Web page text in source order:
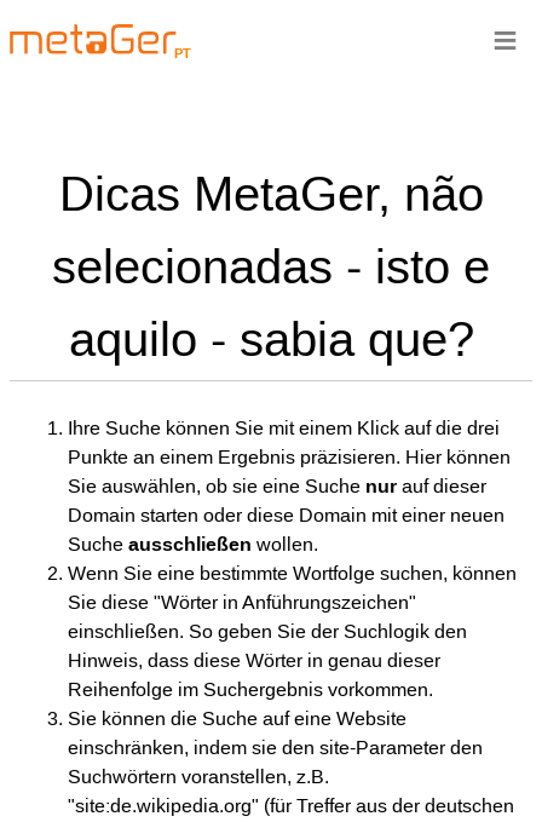
PT
Dicas MetaGer, não
selecionadas - isto e
aquilo - sabia que?
Ihre Suche können Sie mit einem Klick auf die drei
Punkte an einem Ergebnis präzisieren. Hier können
Sie auswählen, ob sie eine Suche nur auf dieser
Domain starten oder diese Domain mit einer neuen
Suche ausschließen wollen.
Wenn Sie eine bestimmte Wortfolge suchen, können
Sie diese "Wörter in Anführungszeichen"
einschließen. So geben Sie der Suchlogik den
Hinweis, dass diese Wörter in genau dieser
Reihenfolge im Suchergebnis vorkommen.
Sie können die Suche auf eine Website
einschränken, indem sie den site-Parameter den
Suchwörtern voranstellen, z.B.
"site:de.wikipedia.org" (für Treffer aus der deutschen
≡